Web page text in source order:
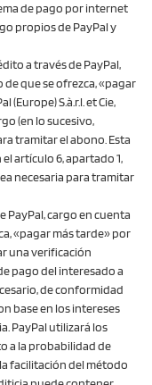
de pago por internet
propios de PayPal y
a través de PayPal,
de que se ofrezca, «pagar
S.à.r.l. et Cie,
(en lo sucesivo,
tramitar el abono. Esta
artículo 6, apartado 1,
necesaria para tramitar
PayPal, cargo en cuenta
«pagar más tarde» por
una verificación
pago del interesado a
de conformidad
base en los intereses
PayPal utilizará los
a la probabilidad de
facilitación del método